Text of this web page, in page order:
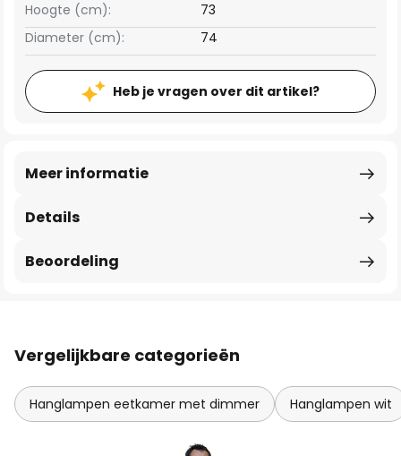
Hoogte (cm):
73
Diameter (cm):
74
Heb je vragen over dit artikel?
Details
Meer informatie
Beoordeling
Vergelijkbare categorieën
Hanglampen eetkamer met dimmer Hanglampen wit